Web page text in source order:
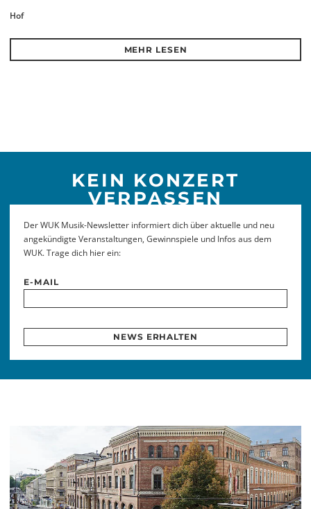
Hof
MEHR LESEN
KEIN KONZERT
VERPASSEN
Der WUK Musik-Newsletter informiert dich über aktuelle und neu
angekündigte Veranstaltungen, Gewinnspiele und Infos aus dem
WUK. Trage dich hier ein:
E-MAIL
NEWS ERHALTEN